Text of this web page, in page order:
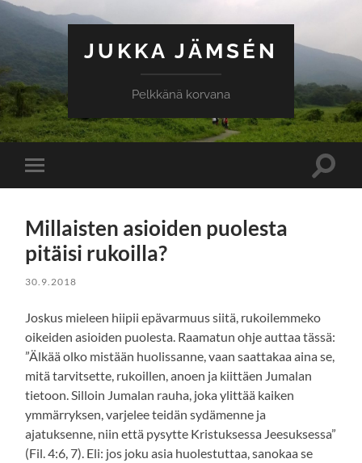
JUKKA JÄMSÉN
Pelkkänä korvana
Toggle
mobile
Toggle
Millaisten asioiden puolesta
pitäisi rukoilla?
30.9.2018
Joskus mieleen hiipii epävarmuus siitä, rukoilemmeko
oikeiden asioiden puolesta. Raamatun ohje auttaa tässä:
”Älkää olko mistään huolissanne, vaan saattakaa aina se,
mitä tarvitsette, rukoillen, anoen ja kiittäen Jumalan
tietoon. Silloin Jumalan rauha, joka ylittää kaiken
ymmärryksen, varjelee teidän sydämenne ja
ajatuksenne, niin että pysytte Kristuksessa Jeesuksessa”
(Fil. 4:6, 7). Eli: jos joku asia huolestuttaa, sanokaa se